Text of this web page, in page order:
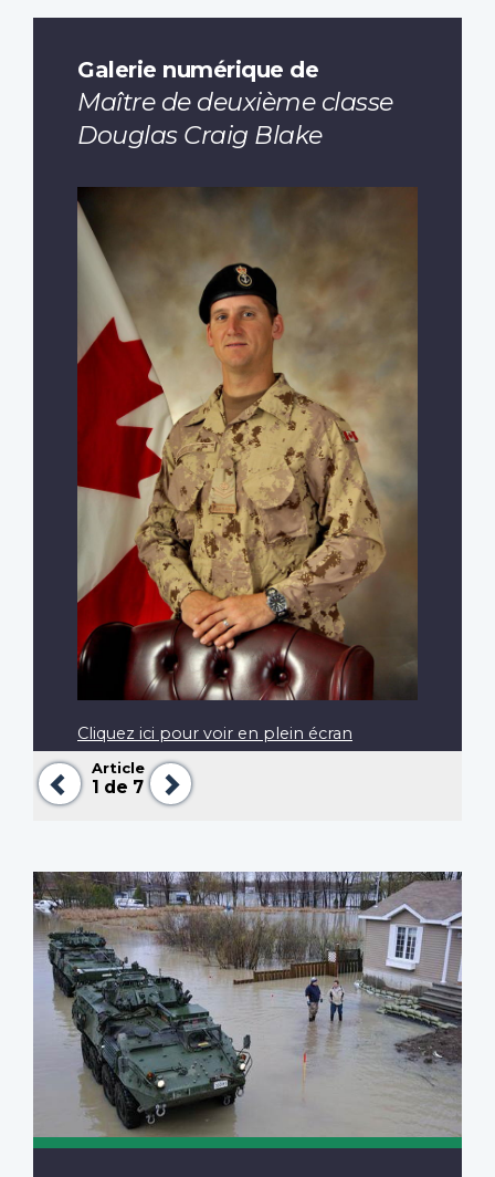
Précédent
Article
1 de 7
Suivant
Galerie numérique de
Maître de deuxième classe
Douglas Craig Blake
Cliquez ici pour voir en plein écran